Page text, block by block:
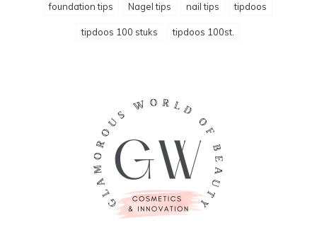
foundation tips Nagel tips nail tips tipdoos
tipdoos 100 stuks tipdoos 100st.